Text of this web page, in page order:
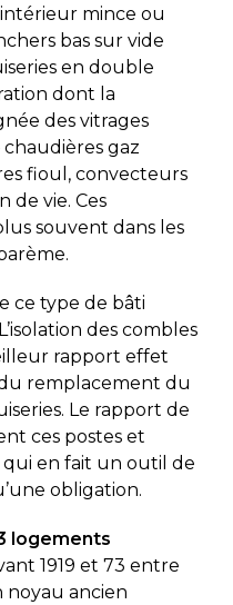
mince ou
bas sur vide
en double
dont la
des vitrages
gaz
fioul, convecteurs
de vie. Ces
souvent dans les
ce type de bâti
des combles
rapport effet
remplacement du
Le rapport de
ces postes et
en fait un outil de
obligation.
logements
1919 et 73 entre
noyau ancien